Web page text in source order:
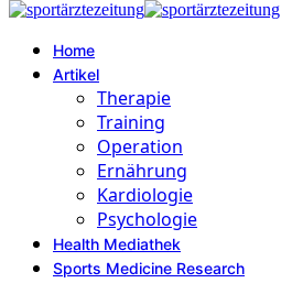
Home
Artikel
Therapie
Training
Operation
Ernährung
Kardiologie
Psychologie
Health Mediathek
Sports Medicine Research